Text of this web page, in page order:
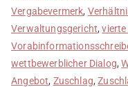
Vergabevermerk,
Verwaltungsgericht,
wettbewerblicher Dialog,
Angebot, Zuschlag,